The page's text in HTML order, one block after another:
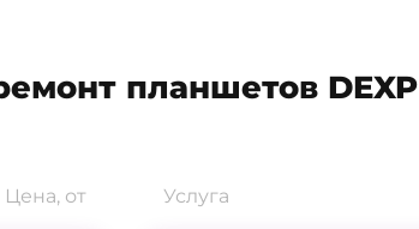
планшетов DEXP
Цена, от Услуга